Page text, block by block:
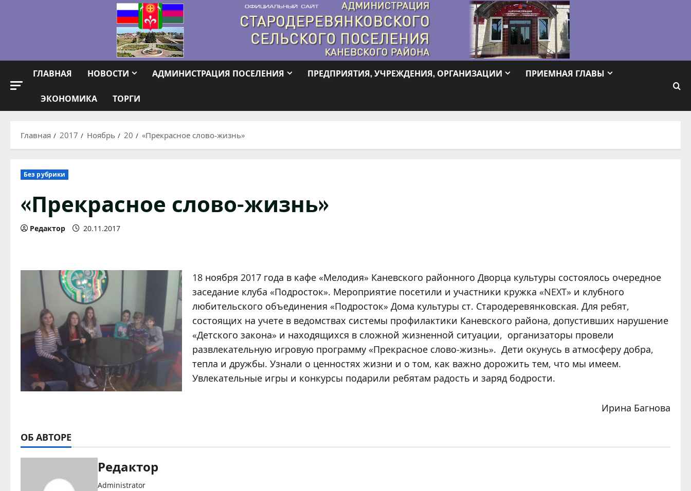
ГЛАВНАЯ НОВОСТИ АДМИНИСТРАЦИЯ ПОСЕЛЕНИЯ ПРЕДПРИЯТИЯ, УЧРЕЖДЕНИЯ, ОРГАНИЗАЦИИ ПРИЕМНАЯ ГЛАВЫ
ЭКОНОМИКА ТОРГИ
Главная 2017 Ноябрь 20 «Прекрасное слово-жизнь»
Без рубрики
«Прекрасное слово-жизнь»
Редактор 20.11.2017
18 ноября 2017 года в кафе «Мелодия» Каневского районного Дворца культуры состоялось очередное
заседание клуба «Подросток». Мероприятие посетили и участники кружка «NEXT» и клубного
любительского объединения «Подросток» Дома культуры ст. Стародеревянковская. Для ребят,
состоящих на учете в ведомствах системы профилактики Каневского района, допустивших нарушение
«Детского закона» и находящихся в сложной жизненной ситуации, организаторы провели
развлекательную игровую программу «Прекрасное слово-жизнь». Дети окунусь в атмосферу добра,
тепла и дружбы. Узнали о ценностях жизни и о том, как важно дорожить тем, что мы имеем.
Увлекательные игры и конкурсы подарили ребятам радость и заряд бодрости.
Ирина Багнова
ОБ АВТОРЕ
Редактор
Administrator